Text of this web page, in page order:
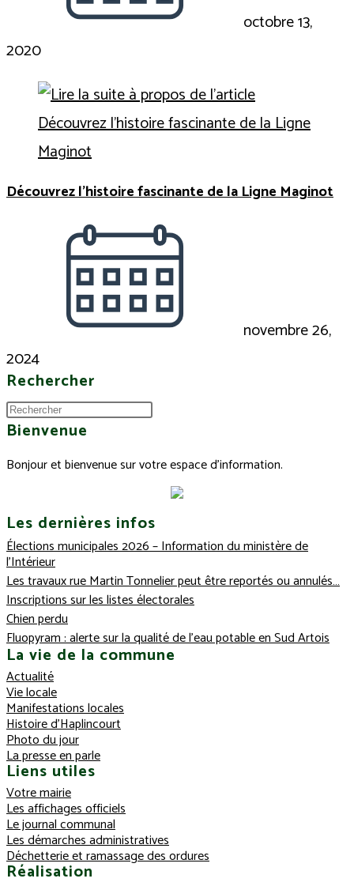
octobre 13,
2020
Découvrez l’histoire fascinante de la Ligne Maginot
novembre 26,
2024
Rechercher
Bienvenue
Bonjour et bienvenue sur votre espace d'information.
Les dernières infos
Élections municipales 2026 – Information du ministère de
l’Intérieur
Les travaux rue Martin Tonnelier peut être reportés ou annulés…
Inscriptions sur les listes électorales
Chien perdu
Fluopyram : alerte sur la qualité de l’eau potable en Sud Artois
La vie de la commune
Actualité
Vie locale
Manifestations locales
Histoire d’Haplincourt
Photo du jour
La presse en parle
Liens utiles
Votre mairie
Les affichages officiels
Le journal communal
Les démarches administratives
Déchetterie et ramassage des ordures
Réalisation